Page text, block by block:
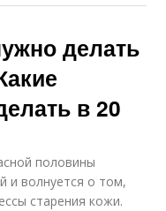
делать
в 20
половины
и волнуется о том,
старения кожи.